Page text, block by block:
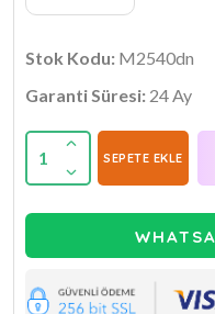
Stok Kodu: M2540dn
Garanti Süresi: 24 Ay
1 SEPETE EKLE